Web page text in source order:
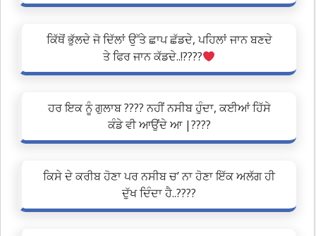
ਕਿੱਥੋਂ ਭੁੱਲਦੇ ਜੋ ਦਿੱਲਾਂ ਉੱਤੇ ਛਾਪ ਛੱਡਦੇ, ਪਹਿਲਾਂ ਜਾਨ ਬਣਦੇ
ਤੇ ਫਿਰ ਜਾਨ ਕੱਡਦੇ..!????
ਹਰ ਇਕ ਨੂੰ ਗੁਲਾਬ ???? ਨਹੀਂ ਨਸੀਬ ਹੁੰਦਾ, ਕਈਆਂ ਹਿੱਸੇ
ਕੰਡੇ ਵੀ ਆਉਂਦੇ ਆ |????
ਕਿਸੇ ਦੇ ਕਰੀਬ ਹੋਣਾ ਪਰ ਨਸੀਬ ਚ’ ਨਾ ਹੋਣਾ ਇੱਕ ਅਲੱਗ ਹੀ
ਦੁੱਖ ਦਿੰਦਾ ਹੈ..????